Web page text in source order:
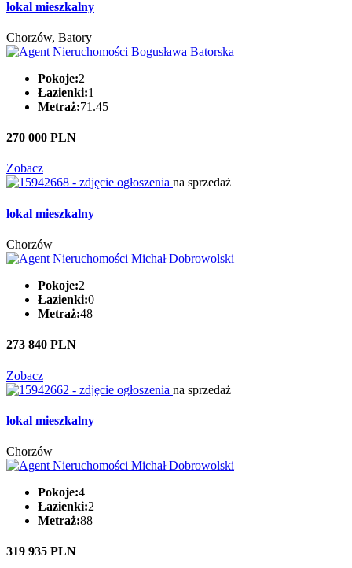
lokal mieszkalny
Chorzów, Batory
Pokoje:2
Łazienki:1
Metraż:71.45
270 000 PLN
Zobacz
na sprzedaż
lokal mieszkalny
Chorzów
Pokoje:2
Łazienki:0
Metraż:48
273 840 PLN
Zobacz
na sprzedaż
lokal mieszkalny
Chorzów
Pokoje:4
Łazienki:2
Metraż:88
319 935 PLN